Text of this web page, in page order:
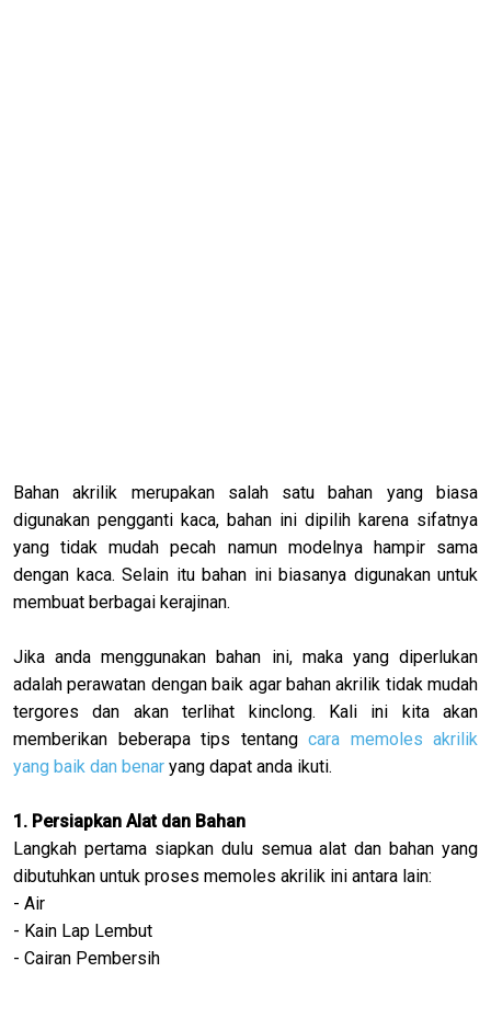
Bahan akrilik merupakan salah satu bahan yang biasa
digunakan pengganti kaca, bahan ini dipilih karena sifatnya
yang tidak mudah pecah namun modelnya hampir sama
dengan kaca. Selain itu bahan ini biasanya digunakan untuk
membuat berbagai kerajinan.
Jika anda menggunakan bahan ini, maka yang diperlukan
adalah perawatan dengan baik agar bahan akrilik tidak mudah
tergores dan akan terlihat kinclong. Kali ini kita akan
memberikan beberapa tips tentang cara memoles akrilik
yang baik dan benar yang dapat anda ikuti.
1. Persiapkan Alat dan Bahan
Langkah pertama siapkan dulu semua alat dan bahan yang
dibutuhkan untuk proses memoles akrilik ini antara lain:
- Air
- Kain Lap Lembut
- Cairan Pembersih